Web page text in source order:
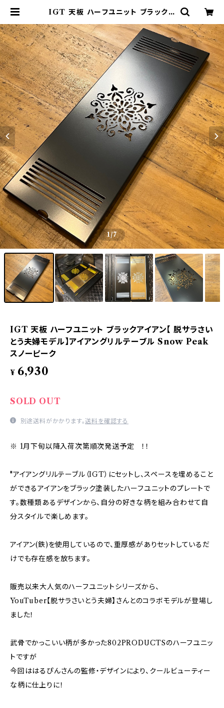
IGT 天板 ハーフユニット ブラックア
アイアングリルテーブル Snow Pea
k スノーピーク | 802 PRODUCT
S
1/7
IGT 天板 ハーフユニット ブラックアイアン【 脱サラさい
とう夫婦モデル】アイアングリルテーブル Snow Peak
スノーピーク
¥ 6,930
SOLD OUT
別途送料がかかります。送料を確認する
※ 1月下旬以降入荷次第順次発送予定 ！！
"アイアングリルテーブル（IGT）にセットし、スペースを埋めること
ができるアイアンをブラック塗装したハーフユニットのプレートで
す。数種類あるデザインから、自分の好きな柄を組み合わせて自
分スタイルで楽しめます。
アイアン(鉄)を使用しているので、重厚感がありセットしているだ
けでも存在感を放ちます。
販売以来大人気のハーフユニットシリーズから、
YouTuber【脱サラさいとう夫婦】さんとのコラボモデルが登場し
ました！
武骨でかっこいい柄が多かった802PRODUCTSのハーフユニッ
トですが
今回ははるぴんさんの監修・デザインにより、クールビューティー
な柄に仕上りに！